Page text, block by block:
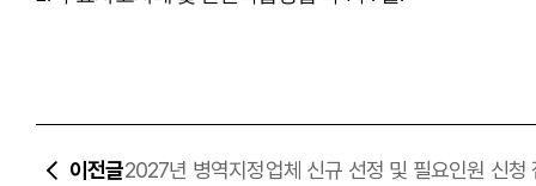
이전글2027년 병역지정업체 신규 선정 및 필요인원 신청